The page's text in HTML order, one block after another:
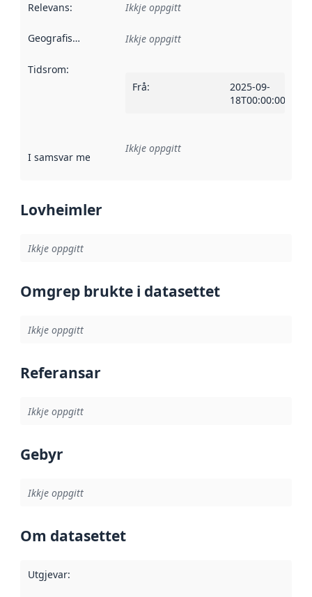
Relevans: Ikkje oppgitt
Geografisk område Ikkje oppgitt
Tidsrom:
Frå:
2025-09-
18T00:00:00Z
I samsvar med Referanse til ei implementeringsregel eller
Ikkje oppgitt
Lovheimler
Ikkje oppgitt
Omgrep brukte i datasettet
Ikkje oppgitt
Referansar
Ikkje oppgitt
Gebyr
Ikkje oppgitt
Om datasettet
Utgjevar: